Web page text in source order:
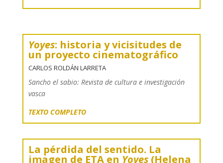
Yoyes: historia y vicisitudes de
un proyecto cinematográfico
CARLOS ROLDÁN LARRETA
Sancho el sabio: Revista de cultura e investigación
vasca
TEXTO COMPLETO
La pérdida del sentido. La
imagen de ETA en Yoyes(Helena